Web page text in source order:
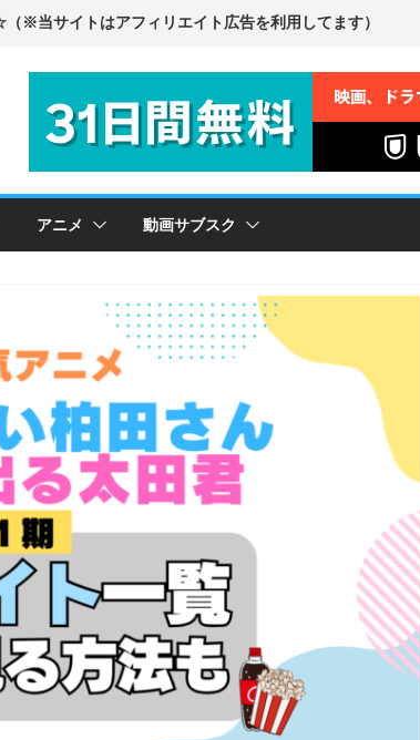
アニメ 動画サブスク